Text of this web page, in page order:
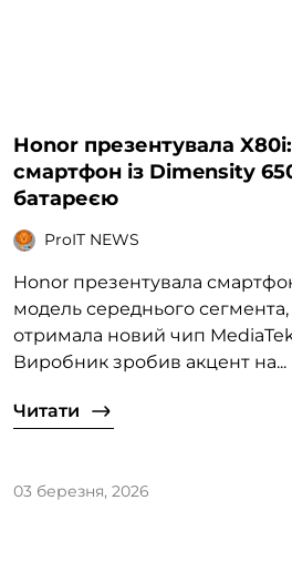
Honor презентувала
смартфон із Dimensity
батареєю
ProIT NEWS
Honor презентувала
модель середнього
отримала новий чип
Виробник зробив акцент на...
Читати
03 березня, 2026